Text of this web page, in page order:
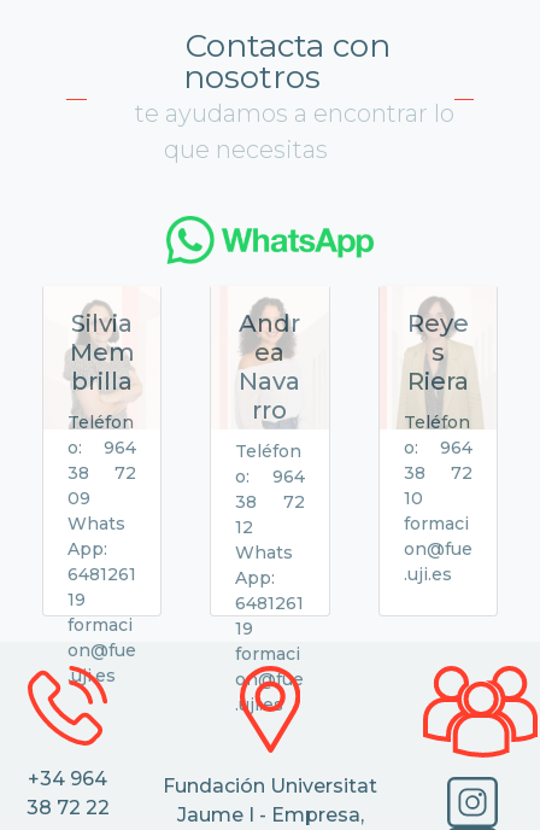
Contacta con
nosotros
te ayudamos a encontrar lo
que necesitas
Silvia
Mem
brilla
Teléfon
o: 964
38 72
09
Whats
App:
6481261
19
formaci
on@fue
.uji.es
Andr
ea
Nava
rro
Teléfon
o: 964
38 72
12
Whats
App:
6481261
19
formaci
on@fue
.uji.es
Reye
s
Riera
Teléfon
o: 964
38 72
10
formaci
on@fue
.uji.es
+34 964
38 72 22
Fundación Universitat
Jaume I - Empresa,